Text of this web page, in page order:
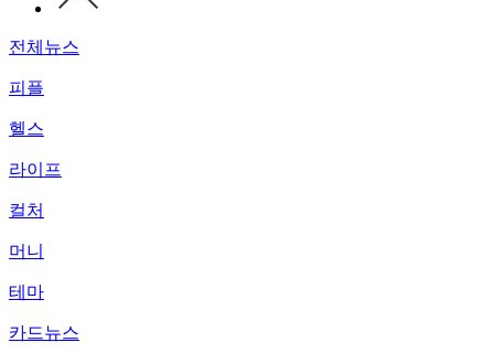
전체뉴스
피플
헬스
라이프
컬처
머니
테마
카드뉴스